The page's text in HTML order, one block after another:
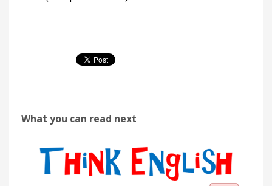
What you can read next